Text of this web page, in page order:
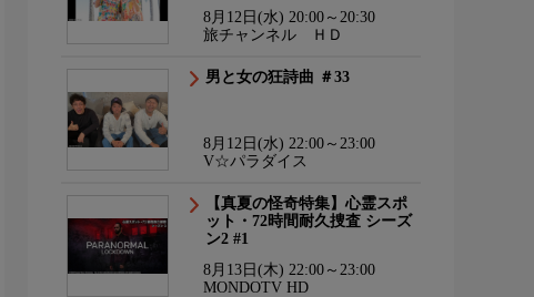
8月12日(水) 20:00～20:30
旅チャンネル ＨＤ
男と女の狂詩曲 ＃33
8月12日(水) 22:00～23:00
V☆パラダイス
【真夏の怪奇特集】心霊スポ
ット・72時間耐久捜査 シーズ
ン2 #1
8月13日(木) 22:00～23:00
MONDOTV HD